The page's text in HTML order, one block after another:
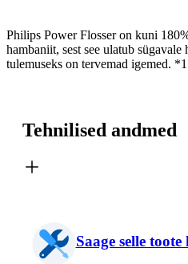
Philips Power Flosser on kuni
hambaniit, sest see ulatub sügavale
tulemuseks on tervemad igemed. *1
Tehnilised andmed
Saage selle